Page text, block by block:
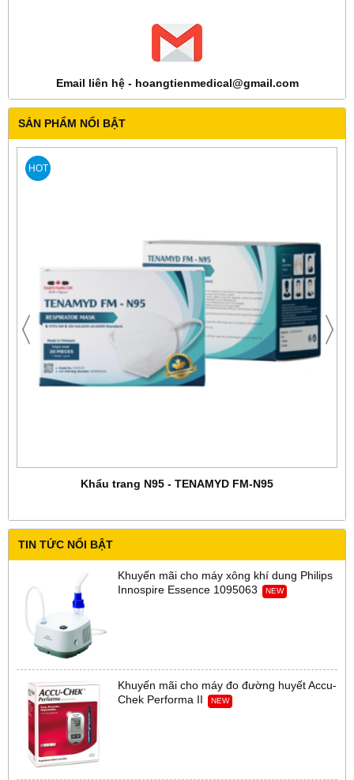
Email liên hệ - hoangtienmedical@gmail.com
SẢN PHẨM NỔI BẬT
HOT
Khẩu trang N95 - TENAMYD FM-N95
TIN TỨC NỔI BẬT
Khuyến mãi cho máy xông khí dung Philips
Innospire Essence 1095063
NEW
Khuyến mãi cho máy đo đường huyết Accu-
Chek Performa II
NEW